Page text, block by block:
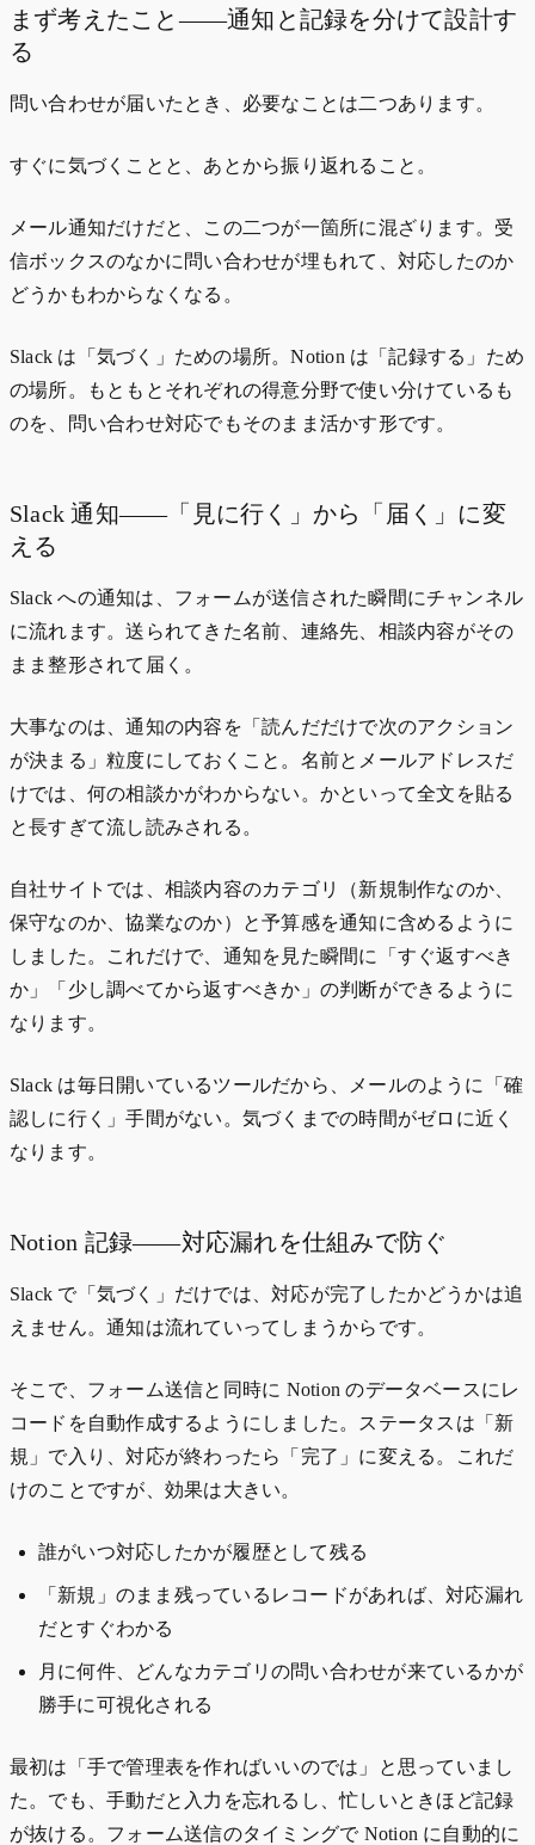
まず考えたこと——通知と記録を分けて設計す
る
問い合わせが届いたとき、必要なことは二つあります。
すぐに気づくことと、あとから振り返れること。
メール通知だけだと、この二つが一箇所に混ざります。受
信ボックスのなかに問い合わせが埋もれて、対応したのか
どうかもわからなくなる。
Slack は「気づく」ための場所。Notion は「記録する」ため
の場所。もともとそれぞれの得意分野で使い分けているも
のを、問い合わせ対応でもそのまま活かす形です。
Slack 通知——「見に行く」から「届く」に変
える
Slack への通知は、フォームが送信された瞬間にチャンネル
に流れます。送られてきた名前、連絡先、相談内容がその
まま整形されて届く。
大事なのは、通知の内容を「読んだだけで次のアクション
が決まる」粒度にしておくこと。名前とメールアドレスだ
けでは、何の相談かがわからない。かといって全文を貼る
と長すぎて流し読みされる。
自社サイトでは、相談内容のカテゴリ（新規制作なのか、
保守なのか、協業なのか）と予算感を通知に含めるように
しました。これだけで、通知を見た瞬間に「すぐ返すべき
か」「少し調べてから返すべきか」の判断ができるように
なります。
Slack は毎日開いているツールだから、メールのように「確
認しに行く」手間がない。気づくまでの時間がゼロに近く
なります。
Notion 記録——対応漏れを仕組みで防ぐ
Slack で「気づく」だけでは、対応が完了したかどうかは追
えません。通知は流れていってしまうからです。
そこで、フォーム送信と同時に Notion のデータベースにレ
コードを自動作成するようにしました。ステータスは「新
規」で入り、対応が終わったら「完了」に変える。これだ
けのことですが、効果は大きい。
誰がいつ対応したかが履歴として残る
「新規」のまま残っているレコードがあれば、対応漏れ
だとすぐわかる
月に何件、どんなカテゴリの問い合わせが来ているかが
勝手に可視化される
最初は「手で管理表を作ればいいのでは」と思っていまし
た。でも、手動だと入力を忘れるし、忙しいときほど記録
が抜ける。フォーム送信のタイミングで Notion に自動的に